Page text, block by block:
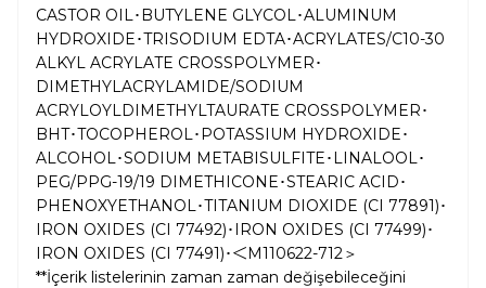
CASTOR OIL･BUTYLENE GLYCOL･ALUMINUM
HYDROXIDE･TRISODIUM EDTA･ACRYLATES/C10-30
ALKYL ACRYLATE CROSSPOLYMER･
DIMETHYLACRYLAMIDE/SODIUM
ACRYLOYLDIMETHYLTAURATE CROSSPOLYMER･
BHT･TOCOPHEROL･POTASSIUM HYDROXIDE･
ALCOHOL･SODIUM METABISULFITE･LINALOOL･
PEG/PPG-19/19 DIMETHICONE･STEARIC ACID･
PHENOXYETHANOL･TITANIUM DIOXIDE (CI 77891)･
IRON OXIDES (CI 77492)･IRON OXIDES (CI 77499)･
IRON OXIDES (CI 77491)･＜M110622-712＞
**İçerik listelerinin zaman zaman değişebileceğini